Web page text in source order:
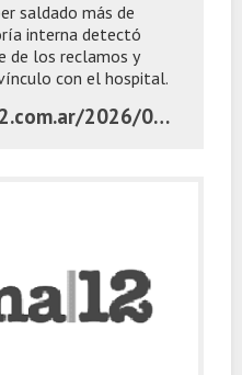
saldado más de
interna detectó
de los reclamos y
con el hospital.
https://www.pagina12.com.ar/2026/06/03/ioma-cancela-su-deuda-con-el-garrahan-y-abre-una-disputa-por-facturacion-y-controles/